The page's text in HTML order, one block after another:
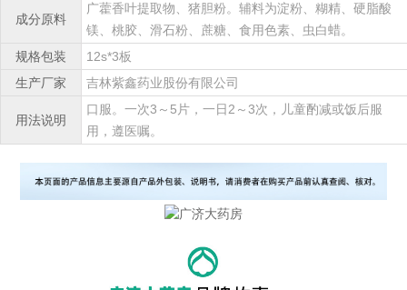
成分原料
广藿香叶提取物、猪胆粉。辅料为淀粉、糊精、硬脂酸
镁、桃胶、滑石粉、蔗糖、食用色素、虫白蜡。
规格包装
12s*3板
生产厂家
吉林紫鑫药业股份有限公司
用法说明
口服。一次3～5片，一日2～3次，儿童酌减或饭后服
用，遵医嘱。